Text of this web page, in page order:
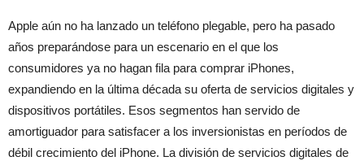
Apple aún no ha lanzado un teléfono plegable, pero ha pasado
años preparándose para un escenario en el que los
consumidores ya no hagan fila para comprar iPhones,
expandiendo en la última década su oferta de servicios digitales y
dispositivos portátiles. Esos segmentos han servido de
amortiguador para satisfacer a los inversionistas en períodos de
débil crecimiento del iPhone. La división de servicios digitales de